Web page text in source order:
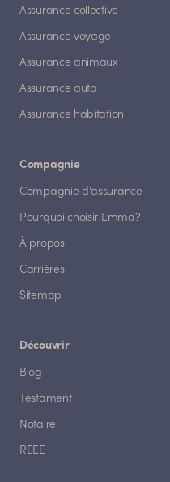
Assurance collective
Assurance voyage
Assurance animaux
Assurance auto
Assurance habitation
Compagnie
Compagnie d'assurance
Pourquoi choisir Emma?
À propos
Carrières
Sitemap
Découvrir
Blog
Testament
Notaire
REEE